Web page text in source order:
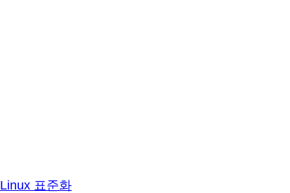
Linux 표준화